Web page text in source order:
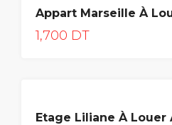
NEUF
1,700 DT
Etage Liliane À Louer